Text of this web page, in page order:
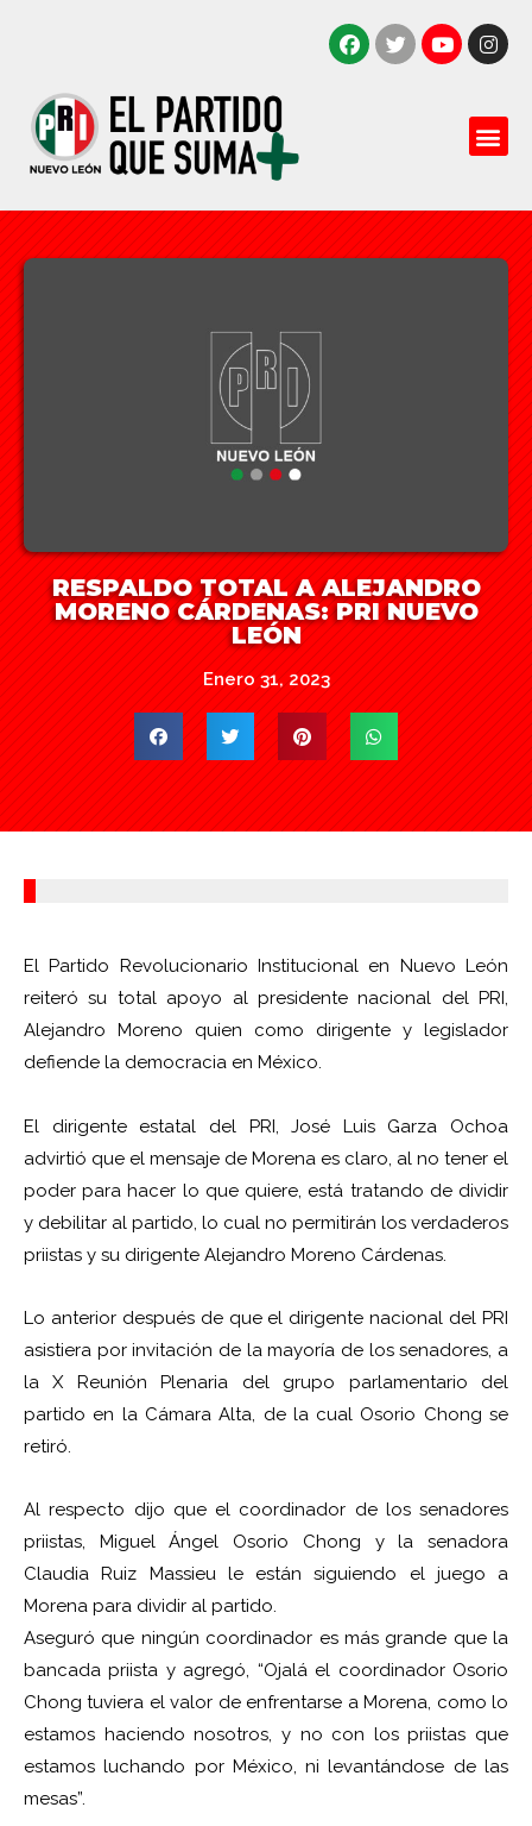
RESPALDO TOTAL A ALEJANDRO
MORENO CÁRDENAS: PRI NUEVO
LEÓN
Enero 31, 2023
El Partido Revolucionario Institucional en Nuevo León
reiteró su total apoyo al presidente nacional del PRI,
Alejandro Moreno quien como dirigente y legislador
defiende la democracia en México.
El dirigente estatal del PRI, José Luis Garza Ochoa
advirtió que el mensaje de Morena es claro, al no tener el
poder para hacer lo que quiere, está tratando de dividir
y debilitar al partido, lo cual no permitirán los verdaderos
priistas y su dirigente Alejandro Moreno Cárdenas.
Lo anterior después de que el dirigente nacional del PRI
asistiera por invitación de la mayoría de los senadores, a
la X Reunión Plenaria del grupo parlamentario del
partido en la Cámara Alta, de la cual Osorio Chong se
retiró.
Al respecto dijo que el coordinador de los senadores
priistas, Miguel Ángel Osorio Chong y la senadora
Claudia Ruiz Massieu le están siguiendo el juego a
Morena para dividir al partido.
Aseguró que ningún coordinador es más grande que la
bancada priista y agregó, “Ojalá el coordinador Osorio
Chong tuviera el valor de enfrentarse a Morena, como lo
estamos haciendo nosotros, y no con los priistas que
estamos luchando por México, ni levantándose de las
mesas”.